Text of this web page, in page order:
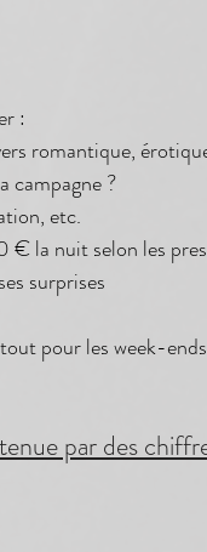
:
romantique,
campagne ?
etc.
la nuit selon les
surprises
pour les week-
par des